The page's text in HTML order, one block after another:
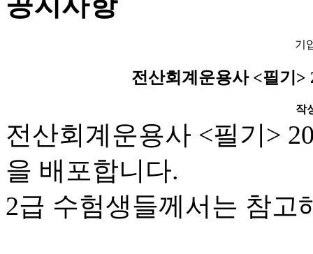
기
전산회계운용사 <필기>
작
전산회계운용사 <필기>
을 배포합니다.
2급 수험생들께서는 참고